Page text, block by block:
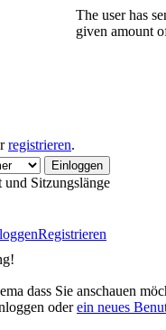
registrieren.
Sitzungslänge
Registrieren
dass Sie anschauen
oderein neues